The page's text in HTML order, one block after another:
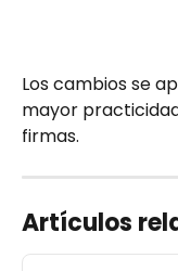
Los cambios se
mayor
firmas.
Artículos